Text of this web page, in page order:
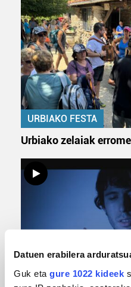
Datuen erabilera
Guk eta gure 1022 kideek
URBIAKO FESTA
Urbiako zelaiak
MUSIKA